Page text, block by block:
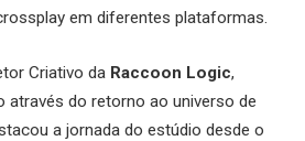
em diferentes plataformas.
Criativo da Raccoon Logic,
através do retorno ao universo de
a jornada do estúdio desde o